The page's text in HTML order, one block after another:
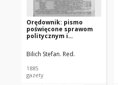
Orędownik: pismo
poświęcone sprawom
politycznym i
R.15 Nr285
Bilich Stefan. Red.
1885
gazety